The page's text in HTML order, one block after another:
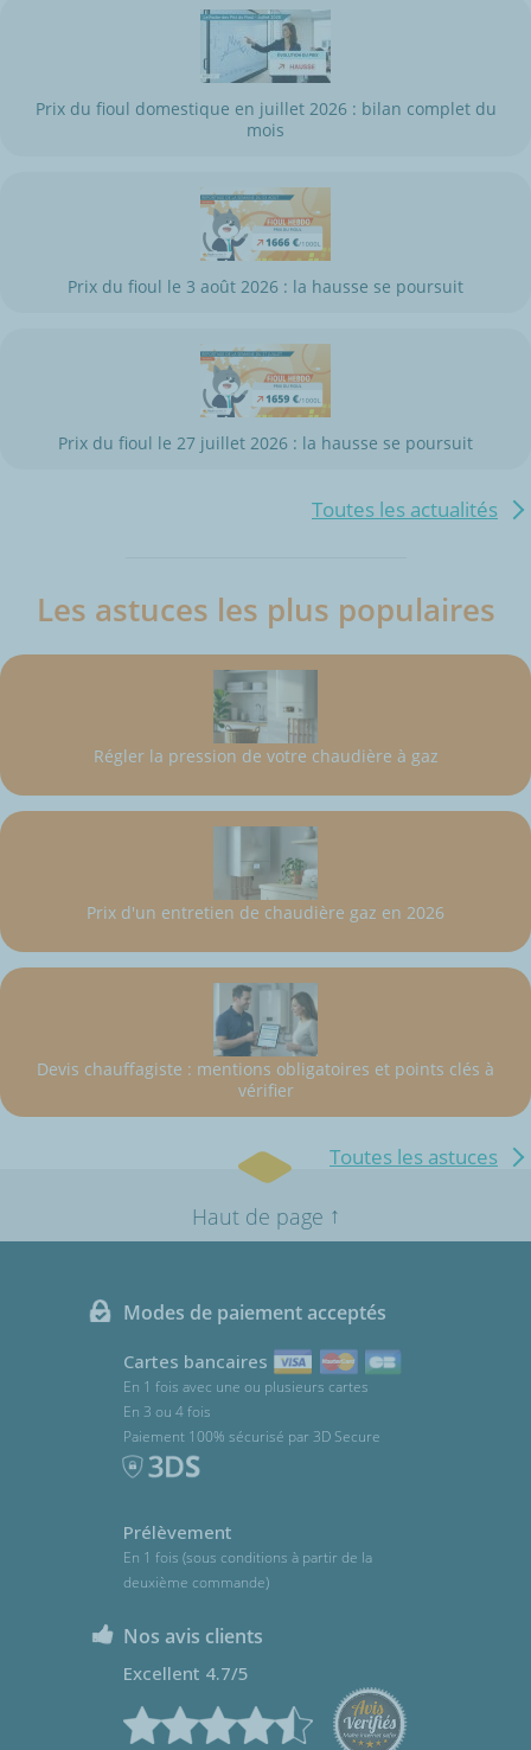
Prix du fioul domestique en juillet 2026 : bilan complet du
mois
Prix du fioul le 3 août 2026 : la hausse se poursuit
Prix du fioul le 27 juillet 2026 : la hausse se poursuit
Toutes les actualités
Les astuces les plus populaires
Régler la pression de votre chaudière à gaz
Prix d'un entretien de chaudière gaz en 2026
Devis chauffagiste : mentions obligatoires et points clés à
vérifier
Toutes les astuces
Haut de page ↑
Modes de paiement acceptés
Cartes bancaires
En 1 fois avec une ou plusieurs cartes
En 3 ou 4 fois
Paiement 100% sécurisé par 3D Secure
Prélèvement
En 1 fois (sous conditions à partir de la
deuxième commande)
Nos avis clients
Excellent 4.7/5